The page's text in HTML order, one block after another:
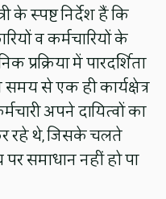
के स्पष्ट निर्देश हैं कि
व कर्मचारियों के
प्रक्रिया में पारदर्शिता
से एक ही कार्यक्षेत्र
अपने दायित्वों का
रहे थे, जिसके चलते
समाधान नहीं हो पा